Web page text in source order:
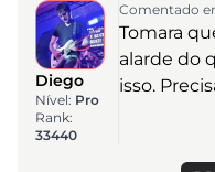
Diego
Nível: Pro
Rank:
33440
Comentado
Tomara
alarde do
isso.